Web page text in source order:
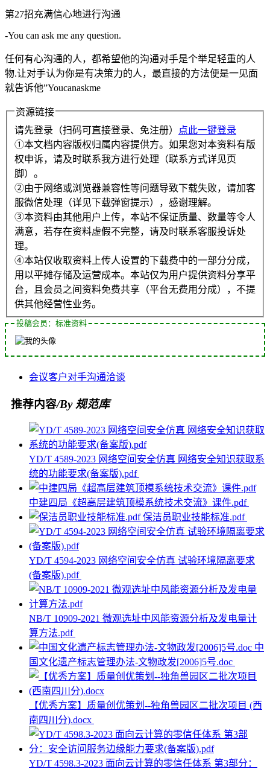
第27招充满信心地进行沟通
-You can ask me any question.
任何有心沟通的人，都希望他的沟通对手是个举足轻重的人
物.让对手认为你是有决策力的人，最直接的方法便是一见面
就告诉他”Youcanaskme
资源链接
请先登录（扫码可直接登录、免注册）
点此一键登录
①本文档内容版权归属内容提供方。如果您对本资料有版
权申诉，请及时联系我方进行处理（联系方式详见页
脚）。
②由于网络或浏览器兼容性等问题导致下载失败，请加客
服微信处理（详见下载弹窗提示），感谢理解。
③本资料由其他用户上传，本站不保证质量、数量等令人
满意，若存在资料虚假不完整，请及时联系客服投诉处
理。
④本站仅收取资料上传人设置的下载费中的一部分分成，
用以平摊存储及运营成本。本站仅为用户提供资料分享平
台，且会员之间资料免费共享（平台无费用分成），不提
供其他经营性业务。
投稿会员：标准资料
会议客户对手沟通洽谈
推荐内容/By 规范库
YD/T 4589-2023 网络空间安全仿真 网络安全知识获取系
统的功能要求(备案版).pdf
中建四局《超高层建筑顶模系统技术交流》课件.pdf
保洁员职业技能标准.pdf
YD/T 4594-2023 网络空间安全仿真 试验环境隔离要求
(备案版).pdf
NB/T 10909-2021 微观选址中风能资源分析及发电量计
算方法.pdf
中
国文化遗产标志管理办法-文物政发[2006]5号.doc
【优秀方案】质量创优策划--独角兽园区二批次项目 (西
南四川分).docx
YD/T 4598.3-2023 面向云计算的零信任体系 第3部分：